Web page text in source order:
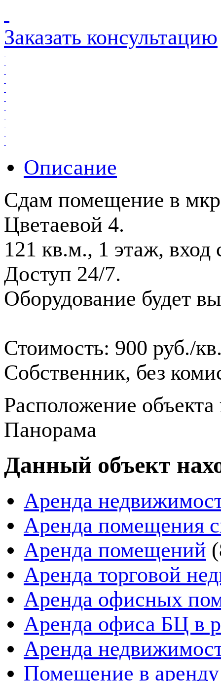
Заказать консультацию
Описание
Сдам помещение в
Цветаевой 4.
121 кв.м., 1 этаж,
Доступ 24/7.
Оборудование будет
Стоимость: 900 руб./
Собственник, без
Расположение объекта
Панорама
Данный объект
Аренда
Аренда помещения
Аренда помещений
Аренда торговой
Аренда офисных
Аренда офиса БЦ в
Аренда
Помещение в аренду